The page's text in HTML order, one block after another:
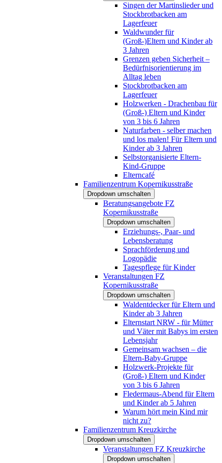
Singen der Martinslieder und
Stockbrotbacken am
Lagerfeuer
Waldwunder für
(Groß-)Eltern und Kinder ab
3 Jahren
Grenzen geben Sicherheit –
Bedürfnisorientierung im
Alltag leben
Stockbrotbacken am
Lagerfeuer
Holzwerken - Drachenbau für
(Groß-) Eltern und Kinder
von 3 bis 6 Jahren
Naturfarben - selber machen
und los malen! Für Eltern und
Kinder ab 3 Jahren
Selbstorganisierte Eltern-
Kind-Gruppe
Elterncafé
Familienzentrum Kopernikusstraße
Dropdown umschalten
Beratungsangebote FZ
Kopernikusstraße
Dropdown umschalten
Erziehungs-, Paar- und
Lebensberatung
Sprachförderung und
Logopädie
Tagespflege für Kinder
Veranstaltungen FZ
Kopernikusstraße
Dropdown umschalten
Waldentdecker für Eltern und
Kinder ab 3 Jahren
Elternstart NRW - für Mütter
und Väter mit Babys im ersten
Lebensjahr
Gemeinsam wachsen – die
Eltern-Baby-Gruppe
Holzwerk-Projekte für
(Groß-) Eltern und Kinder
von 3 bis 6 Jahren
Fledermaus-Abend für Eltern
und Kinder ab 5 Jahren
Warum hört mein Kind mir
nicht zu?
Familienzentrum Kreuzkirche
Dropdown umschalten
Veranstaltungen FZ Kreuzkirche
Dropdown umschalten